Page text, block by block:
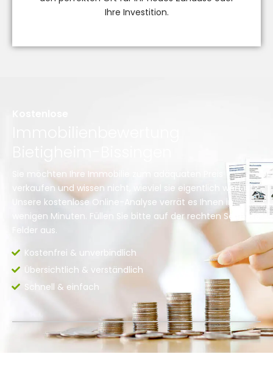
Ihre Investition.
Sie möchten Ihre Immobilie zum adäquaten Preis
verkaufen und wissen nicht, wieviel sie eigentlich wert ist?
Unsere kostenlose Online-Analyse verrät es Ihnen in
wenigen Minuten. Füllen Sie bitte auf der rechten Seite die
Felder aus.
Kostenfrei & unverbindlich
Übersichtlich & verständlich
Schnell & einfach